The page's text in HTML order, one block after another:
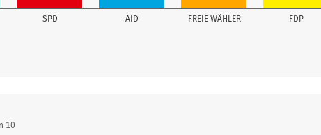
SPD AfD FREIE WÄHLER FDP
10